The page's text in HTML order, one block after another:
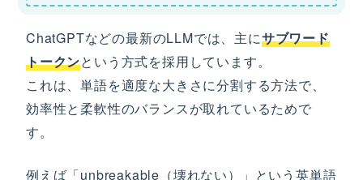
ChatGPTなどの最新のLLMでは、主にサブワード
トークンという方式を採用しています。
これは、単語を適度な大きさに分割する方法で、
効率性と柔軟性のバランスが取れているためで
す。
例えば「unbreakable（壊れない）」という英単語